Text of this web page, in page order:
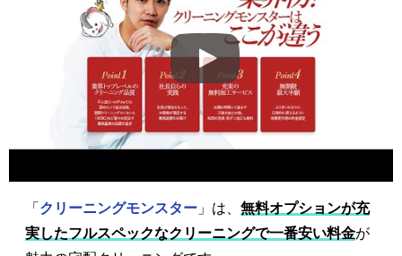
「 クリーニングモンスター 」は、 無料オプションが充
実したフルスペックなクリーニングで一番安い料金が